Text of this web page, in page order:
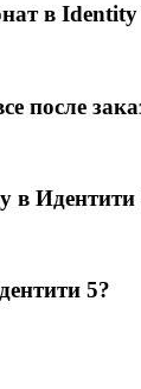
в
после
в Идентити
5?